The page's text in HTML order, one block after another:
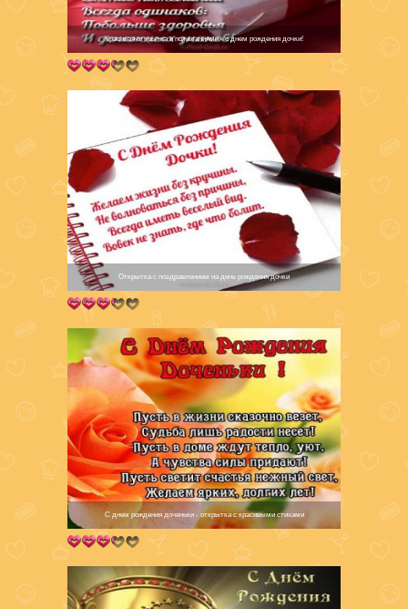
Красивая открытка и пожеланиями - с днем рождения дочки!
Открытка с поздравлением на день рождения дочки
С днем рождения доченьки - открытка с красивыми стихами